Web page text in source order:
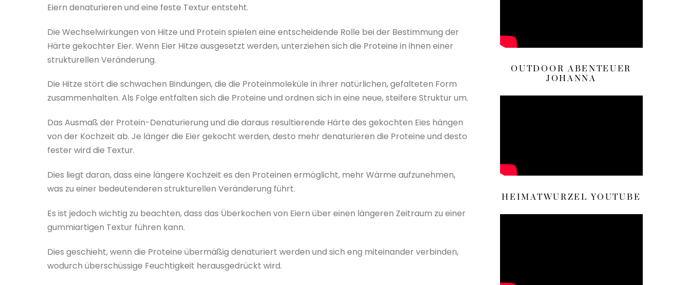
Eiern denaturieren und eine feste Textur entsteht.
Die Wechselwirkungen von Hitze und Protein spielen eine entscheidende Rolle bei der Bestimmung der
Härte gekochter Eier. Wenn Eier Hitze ausgesetzt werden, unterziehen sich die Proteine in ihnen einer
strukturellen Veränderung.
Die Hitze stört die schwachen Bindungen, die die Proteinmoleküle in ihrer natürlichen, gefalteten Form
zusammenhalten. Als Folge entfalten sich die Proteine und ordnen sich in eine neue, steifere Struktur um.
Das Ausmaß der Protein-Denaturierung und die daraus resultierende Härte des gekochten Eies hängen
von der Kochzeit ab. Je länger die Eier gekocht werden, desto mehr denaturieren die Proteine und desto
fester wird die Textur.
Dies liegt daran, dass eine längere Kochzeit es den Proteinen ermöglicht, mehr Wärme aufzunehmen,
was zu einer bedeutenderen strukturellen Veränderung führt.
Es ist jedoch wichtig zu beachten, dass das Überkochen von Eiern über einen längeren Zeitraum zu einer
gummiartigen Textur führen kann.
Dies geschieht, wenn die Proteine übermäßig denaturiert werden und sich eng miteinander verbinden,
wodurch überschüssige Feuchtigkeit herausgedrückt wird.
OUTDOOR ABENTEUER
JOHANNA
HEIMATWURZEL YOUTUBE